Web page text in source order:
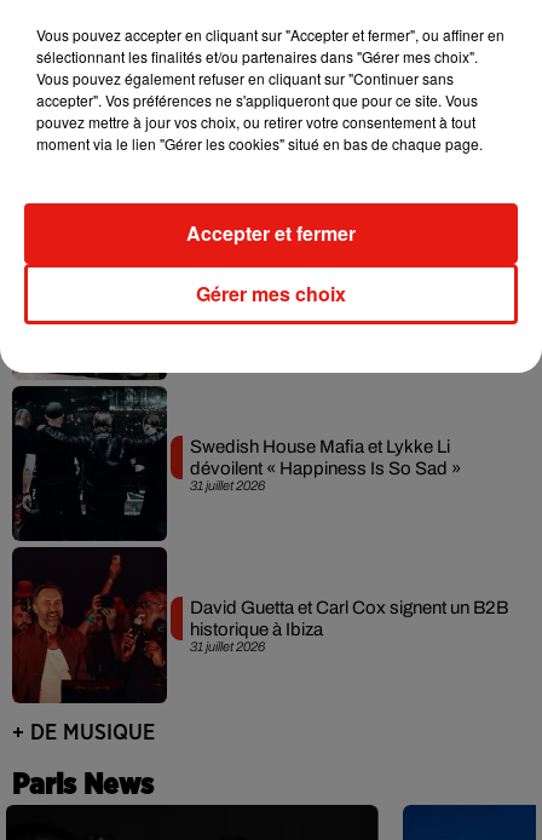
Il y a 10 ans, DJ Snake changeait de
dimension avec son premier...
3 août 2026
Fred again.. et Latin Mafia dévoilent enfin
leur mixtape créée en...
31 juillet 2026
Swedish House Mafia et Lykke Li
dévoilent « Happiness Is So Sad »
31 juillet 2026
David Guetta et Carl Cox signent un B2B
historique à Ibiza
+ DE MUSIQUE
Paris News
Vous pouvez accepter en cliquant sur "Accepter et fermer", ou affiner en
sélectionnant les finalités et/ou partenaires dans "Gérer mes choix".
Vous pouvez également refuser en cliquant sur "Continuer sans
accepter". Vos préférences ne s'appliqueront que pour ce site. Vous
pouvez mettre à jour vos choix, ou retirer votre consentement à tout
moment via le lien "Gérer les cookies" situé en bas de chaque page.
Gérer mes choix
Accepter et fermer